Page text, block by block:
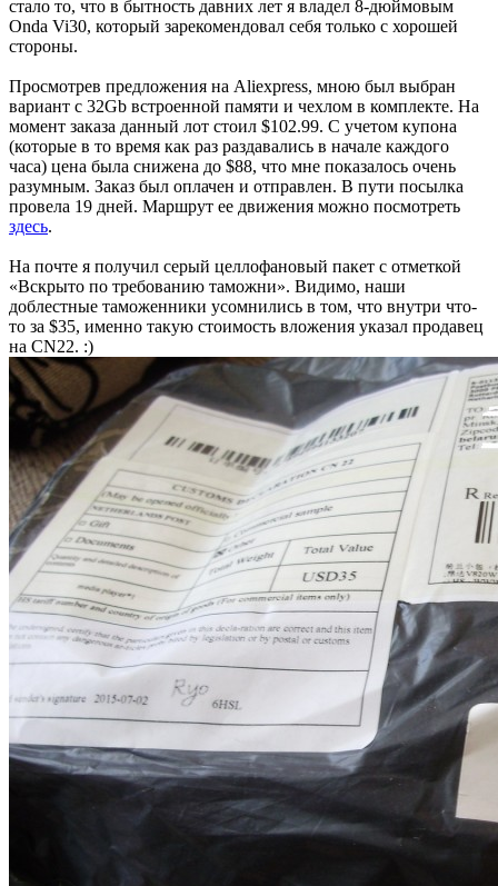
стало то, что в бытность давних лет я владел 8-дюймовым
Onda Vi30, который зарекомендовал себя только с хорошей
стороны.
Просмотрев предложения на Aliexpress, мною был выбран
вариант с 32Gb встроенной памяти и чехлом в комплекте. На
момент заказа данный лот стоил $102.99. С учетом купона
(которые в то время как раз раздавались в начале каждого
часа) цена была снижена до $88, что мне показалось очень
разумным. Заказ был оплачен и отправлен. В пути посылка
провела 19 дней. Маршрут ее движения можно посмотреть
здесь.
На почте я получил серый целлофановый пакет с отметкой
«Вскрыто по требованию таможни». Видимо, наши
доблестные таможенники усомнились в том, что внутри что-
то за $35, именно такую стоимость вложения указал продавец
на CN22. :)